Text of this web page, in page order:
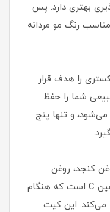
بهتری دارد. پس
رنگ مو مردانه
را هدف قرار
شما را حفظ
و تنها پنج
کنجد، روغن
نارگیل، روغن زیتون، کراتین و ویتامین C است که هنگام
می‌کند. این کیت